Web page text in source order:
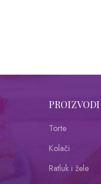
PROIZVODI
Torte
Kolači
Ratluk i žele